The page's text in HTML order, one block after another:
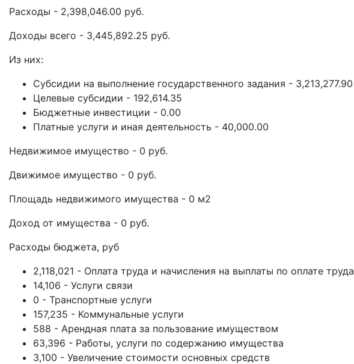
Расходы - 2,398,046.00 руб.
Доходы всего - 3,445,892.25 руб.
Из них:
Субсидии на выполнение государственного задания - 3,213,277.90
Целевые субсидии - 192,614.35
Бюджетные инвестиции - 0.00
Платные услуги и иная деятельность - 40,000.00
Недвижимое имущество - 0 руб.
Движимое имущество - 0 руб.
Площадь недвижимого имущества - 0 м2
Доход от имущества - 0 руб.
Расходы бюджета, руб
2,118,021 - Оплата труда и начисления на выплаты по оплате труда
14,106 - Услуги связи
0 - Транспортные услуги
157,235 - Коммунальные услуги
588 - Арендная плата за пользование имуществом
63,396 - Работы, услуги по содержанию имущества
3,100 - Увеличение стоимости основных средств